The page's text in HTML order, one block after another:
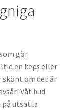
gör
en keps eller
skönt om det är
Våt hud
på utsatta